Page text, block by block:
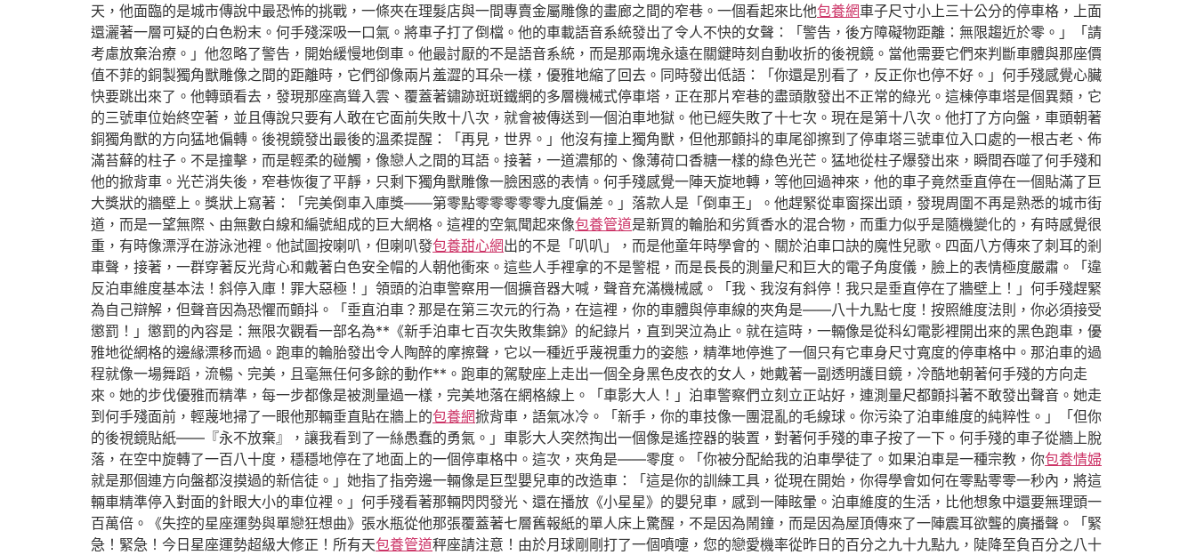
天，他面臨的是城市傳說中最恐怖的挑戰，一條夾在理髮店與一間專賣金屬雕像的畫廊之間的窄巷。一個看起來比他包養網車子尺寸小上三十公分的停車格，上面
還灑著一層可疑的白色粉末。何手殘深吸一口氣。將車子打了倒檔。他的車載語音系統發出了令人不快的女聲：「警告，後方障礙物距離：無限趨近於零。」「請
考慮放棄治療。」他忽略了警告，開始緩慢地倒車。他最討厭的不是語音系統，而是那兩塊永遠在關鍵時刻自動收折的後視鏡。當他需要它們來判斷車體與那座價
值不菲的銅製獨角獸雕像之間的距離時，它們卻像兩片羞澀的耳朵一樣，優雅地縮了回去。同時發出低語：「你還是別看了，反正你也停不好。」何手殘感覺心臟
快要跳出來了。他轉頭看去，發現那座高聳入雲、覆蓋著鏽跡斑斑鐵網的多層機械式停車塔，正在那片窄巷的盡頭散發出不正常的綠光。這棟停車塔是個異類，它
的三號車位始終空著，並且傳說只要有人敢在它面前失敗十八次，就會被傳送到一個泊車地獄。他已經失敗了十七次。現在是第十八次。他打了方向盤，車頭朝著
銅獨角獸的方向猛地偏轉。後視鏡發出最後的溫柔提醒：「再見，世界。」他沒有撞上獨角獸，但他那顫抖的車尾卻擦到了停車塔三號車位入口處的一根古老、佈
滿苔蘚的柱子。不是撞擊，而是輕柔的碰觸，像戀人之間的耳語。接著，一道濃郁的、像薄荷口香糖一樣的綠色光芒。猛地從柱子爆發出來，瞬間吞噬了何手殘和
他的掀背車。光芒消失後，窄巷恢復了平靜，只剩下獨角獸雕像一臉困惑的表情。何手殘感覺一陣天旋地轉，等他回過神來，他的車子竟然垂直停在一個貼滿了巨
大獎狀的牆壁上。獎狀上寫著：「完美倒車入庫獎——第零點零零零零零九度偏差。」落款人是「倒車王」。他趕緊從車窗探出頭，發現周圍不再是熟悉的城市街
道，而是一望無際、由無數白線和編號組成的巨大網格。這裡的空氣聞起來像包養管道是新買的輪胎和劣質香水的混合物，而重力似乎是隨機變化的，有時感覺很
重，有時像漂浮在游泳池裡。他試圖按喇叭，但喇叭發包養甜心網出的不是「叭叭」，而是他童年時學會的、關於泊車口訣的魔性兒歌。四面八方傳來了刺耳的剎
車聲，接著，一群穿著反光背心和戴著白色安全帽的人朝他衝來。這些人手裡拿的不是警棍，而是長長的測量尺和巨大的電子角度儀，臉上的表情極度嚴肅。「違
反泊車維度基本法！斜停入庫！罪大惡極！」領頭的泊車警察用一個擴音器大喊，聲音充滿機械感。「我、我沒有斜停！我只是垂直停在了牆壁上！」何手殘趕緊
為自己辯解，但聲音因為恐懼而顫抖。「垂直泊車？那是在第三次元的行為，在這裡，你的車體與停車線的夾角是——八十九點七度！按照維度法則，你必須接受
懲罰！」懲罰的內容是：無限次觀看一部名為**《新手泊車七百次失敗集錦》的紀錄片，直到哭泣為止。就在這時，一輛像是從科幻電影裡開出來的黑色跑車，優
雅地從網格的邊緣漂移而過。跑車的輪胎發出令人陶醉的摩擦聲，它以一種近乎蔑視重力的姿態，精準地停進了一個只有它車身尺寸寬度的停車格中。那泊車的過
程就像一場舞蹈，流暢、完美，且毫無任何多餘的動作**。跑車的駕駛座上走出一個全身黑色皮衣的女人，她戴著一副透明護目鏡，冷酷地朝著何手殘的方向走
來。她的步伐優雅而精準，每一步都像是被測量過一樣，完美地落在網格線上。「車影大人！」泊車警察們立刻立正站好，連測量尺都顫抖著不敢發出聲音。她走
到何手殘面前，輕蔑地掃了一眼他那輛垂直貼在牆上的包養網掀背車，語氣冰冷。「新手，你的車技像一團混亂的毛線球。你污染了泊車維度的純粹性。」「但你
的後視鏡貼紙——『永不放棄』，讓我看到了一絲愚蠢的勇氣。」車影大人突然掏出一個像是遙控器的裝置，對著何手殘的車子按了一下。何手殘的車子從牆上脫
落，在空中旋轉了一百八十度，穩穩地停在了地面上的一個停車格中。這次，夾角是——零度。「你被分配給我的泊車學徒了。如果泊車是一種宗教，你包養情婦
就是那個連方向盤都沒摸過的新信徒。」她指了指旁邊一輛像是巨型嬰兒車的改造車：「這是你的訓練工具，從現在開始，你得學會如何在零點零零一秒內，將這
輛車精準停入對面的針眼大小的車位裡。」何手殘看著那輛閃閃發光、還在播放《小星星》的嬰兒車，感到一陣眩暈。泊車維度的生活，比他想象中還要無理頭一
百萬倍。《失控的星座運勢與單戀狂想曲》張水瓶從他那張覆蓋著七層舊報紙的單人床上驚醒，不是因為鬧鐘，而是因為屋頂傳來了一陣震耳欲聾的廣播聲。「緊
急！緊急！今日星座運勢超級大修正！所有天包養管道秤座請注意！由於月球剛剛打了一個噴嚏，您的戀愛機率從昨日的百分之九十九點九，陡降至負百分之八十